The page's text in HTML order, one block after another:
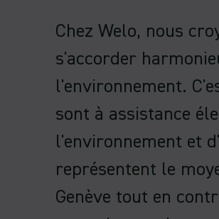
Chez Welo, nous
s'accorder
l'environnement.
sont à assistance
l'environnement et
représentent le
Genève tout en